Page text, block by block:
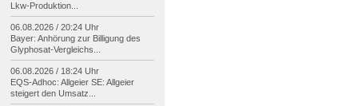
Lkw-Produktion...
06.08.2026 / 20:24 Uhr
Bayer: Anhörung zur Billigung des
Glyphosat-Vergleichs...
06.08.2026 / 18:24 Uhr
EQS-Adhoc: Allgeier SE: Allgeier
steigert den Umsatz...